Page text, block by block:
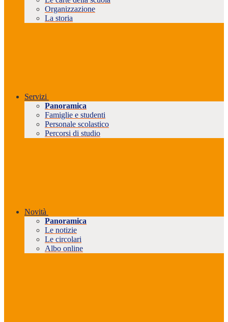
Organizzazione
La storia
Servizi
Panoramica
Famiglie e studenti
Personale scolastico
Percorsi di studio
Novità
Panoramica
Le notizie
Le circolari
Albo online